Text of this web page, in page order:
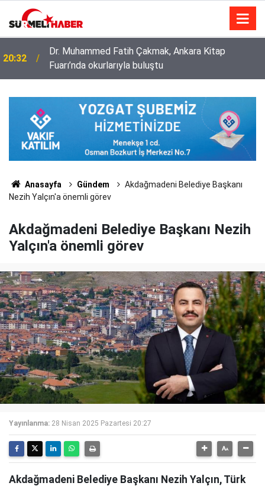
14:52
Diyanet İşleri Başkanlığı ile Türkiye Diyanet Vakfı
milyonları sevindirdi
Anasayfa Gündem
Akdağmadeni Belediye Başkanı
Nezih Yalçın'a önemli görev
Akdağmadeni Belediye Başkanı Nezih
Yalçın'a önemli görev
Yayınlanma: 28 Nisan 2025 Pazartesi 20:27
Akdağmadeni Belediye Başkanı Nezih Yalçın, Türk